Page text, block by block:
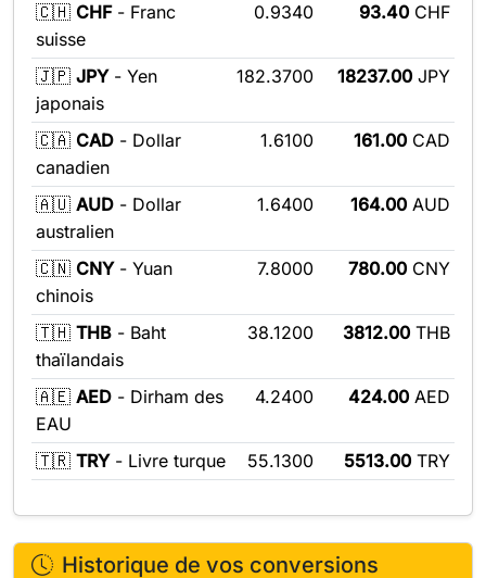
🇨🇭 CHF- Franc
suisse
0.9340 93.40 CHF
🇯🇵 JPY- Yen
japonais
182.3700 18237.00 JPY
🇨🇦 CAD - Dollar
canadien
1.6100 161.00 CAD
🇦🇺 AUD - Dollar
australien
1.6400 164.00 AUD
🇨🇳 CNY- Yuan
chinois
7.8000 780.00 CNY
🇹🇭 THB - Baht
thaïlandais
38.1200 3812.00 THB
🇦🇪 AED - Dirham des
EAU
4.2400 424.00 AED
🇹🇷 TRY- Livre turque 55.1300 5513.00 TRY
Historique de vos conversions